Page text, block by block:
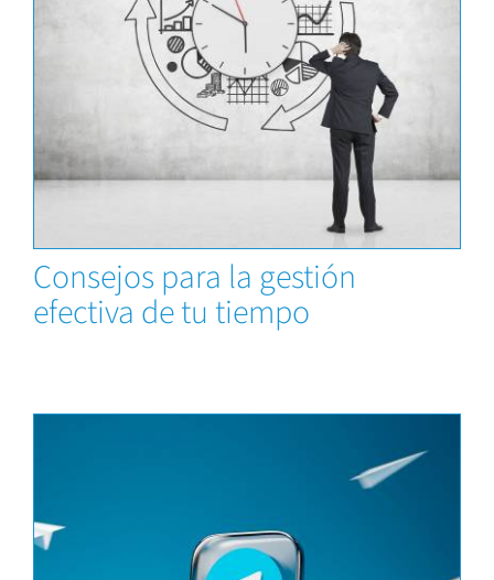
Capacitaciones
Consejos para la gestión
efectiva de tu tiempo